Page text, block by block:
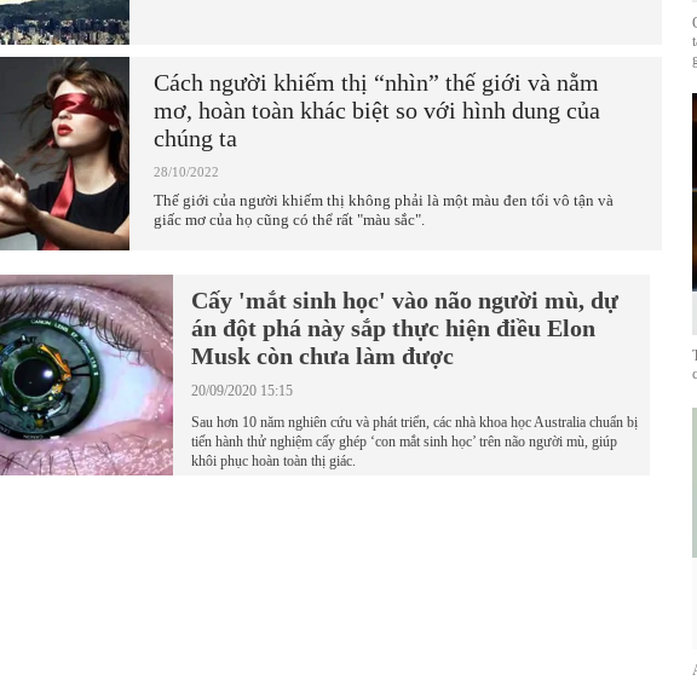
Cách người khiếm thị “nhìn” thế giới và nằm
mơ, hoàn toàn khác biệt so với hình dung của
chúng ta
28/10/2022
Thế giới của người khiếm thị không phải là một màu đen tối vô tận và
giấc mơ của họ cũng có thể rất "màu sắc".
Cấy 'mắt sinh học' vào não người mù, dự
án đột phá này sắp thực hiện điều Elon
Musk còn chưa làm được
20/09/2020 15:15
Sau hơn 10 năm nghiên cứu và phát triển, các nhà khoa học Australia chuẩn bị
tiến hành thử nghiệm cấy ghép ‘con mắt sinh học’ trên não người mù, giúp
khôi phục hoàn toàn thị giác.